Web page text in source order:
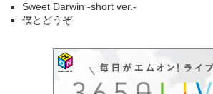
Sweet Darwin -short ver.-
僕とどうぞ